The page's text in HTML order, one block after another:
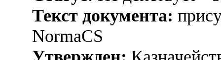
Текст документа:
NormaCS